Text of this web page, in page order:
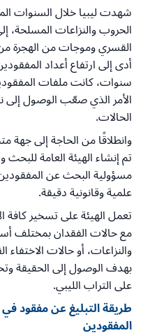
شهدت ليبيا خلال السنوات
الحروب والنزاعات المسلحة،
القسري وموجات من الهجرة من
أدى إلى ارتفاع أعداد
سنوات، كانت ملفات
الأمر الذي صعّب الوصول إلى
الحالات.
وانطلاقًا من الحاجة إلى جهة
تم إنشاء الهيئة العامة
مسؤولية البحث عن
علمية وقانونية دقيقة.
تعمل الهيئة على تسخير كافة
مع حالات الفقدان بمختلف
والنزاعات، أو حالات الاختفاء
بهدف الوصول إلى الحقيقة
على التراب الليبي.
طريقة التبليغ عن مفقود
المفقودين